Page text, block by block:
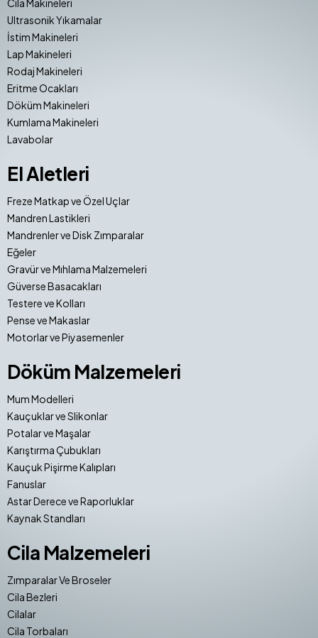
Cila Makineleri
Ultrasonik Yıkamalar
İstim Makineleri
Lap Makineleri
Rodaj Makineleri
Eritme Ocakları
Döküm Makineleri
Kumlama Makineleri
Lavabolar
El Aletleri
Freze Matkap ve Özel Uçlar
Mandren Lastikleri
Mandrenler ve Disk Zımparalar
Eğeler
Gravür ve Mıhlama Malzemeleri
Güverse Basacakları
Testere ve Kolları
Pense ve Makaslar
Motorlar ve Piyasemenler
Döküm Malzemeleri
Mum Modelleri
Kauçuklar ve Slikonlar
Potalar ve Maşalar
Karıştırma Çubukları
Kauçuk Pişirme Kalıpları
Fanuslar
Astar Derece ve Raporluklar
Kaynak Standları
Cila Malzemeleri
Zımparalar Ve Broseler
Cila Bezleri
Cilalar
Cila Torbaları